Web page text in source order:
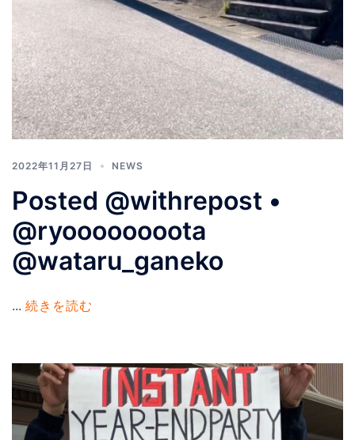
2022年11月27日 NEWS
Posted @withrepost •
@ryoooooooota
@wataru_ganeko
... 続きを読む